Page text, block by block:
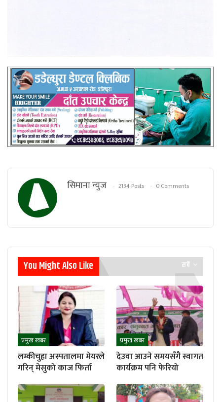
सिमाना न्युज 2134 Posts 0 Comments
सबै
You Might Also Like
प्रमुख खबर
लम्कीचुहा अस्पतालमा मेयरले
गरिन् मेसुको काज फिर्ता
प्रमुख खबर
देउवा आउने समयसँगै स्वागत
कार्यक्रम पनि फेरियो